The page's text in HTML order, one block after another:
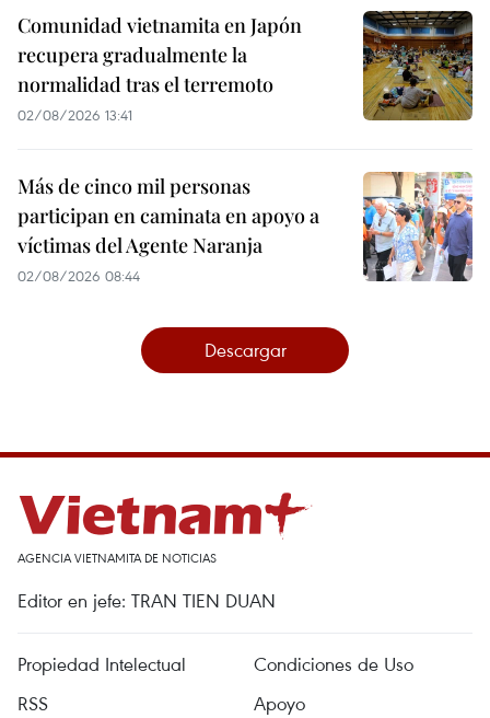
Comunidad vietnamita en Japón
recupera gradualmente la
normalidad tras el terremoto
02/08/2026 13:41
Más de cinco mil personas
participan en caminata en apoyo a
víctimas del Agente Naranja
02/08/2026 08:44
Descargar
AGENCIA VIETNAMITA DE NOTICIAS
Editor en jefe: TRAN TIEN DUAN
Propiedad Intelectual
Condiciones de Uso
RSS
Apoyo